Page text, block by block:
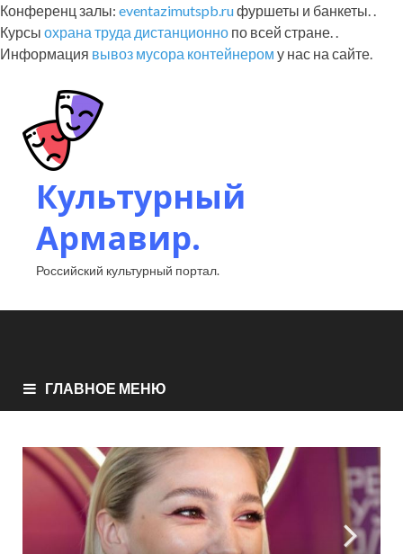
Конференц залы: eventazimutspb.ruфуршеты и банкеты. .
Курсы охрана труда дистанционно по всей стране. .
Информация вывоз мусора контейнером у нас на сайте.
Культурный
Армавир.
Российский культурный портал.
ГЛАВНОЕ МЕНЮ